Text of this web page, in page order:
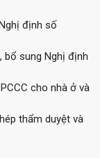
định số
sung Nghị định
cho nhà ở và
thẩm duyệt và